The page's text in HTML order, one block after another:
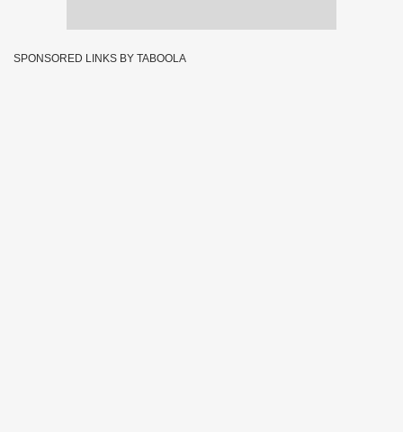
SPONSORED LINKS BY TABOOLA